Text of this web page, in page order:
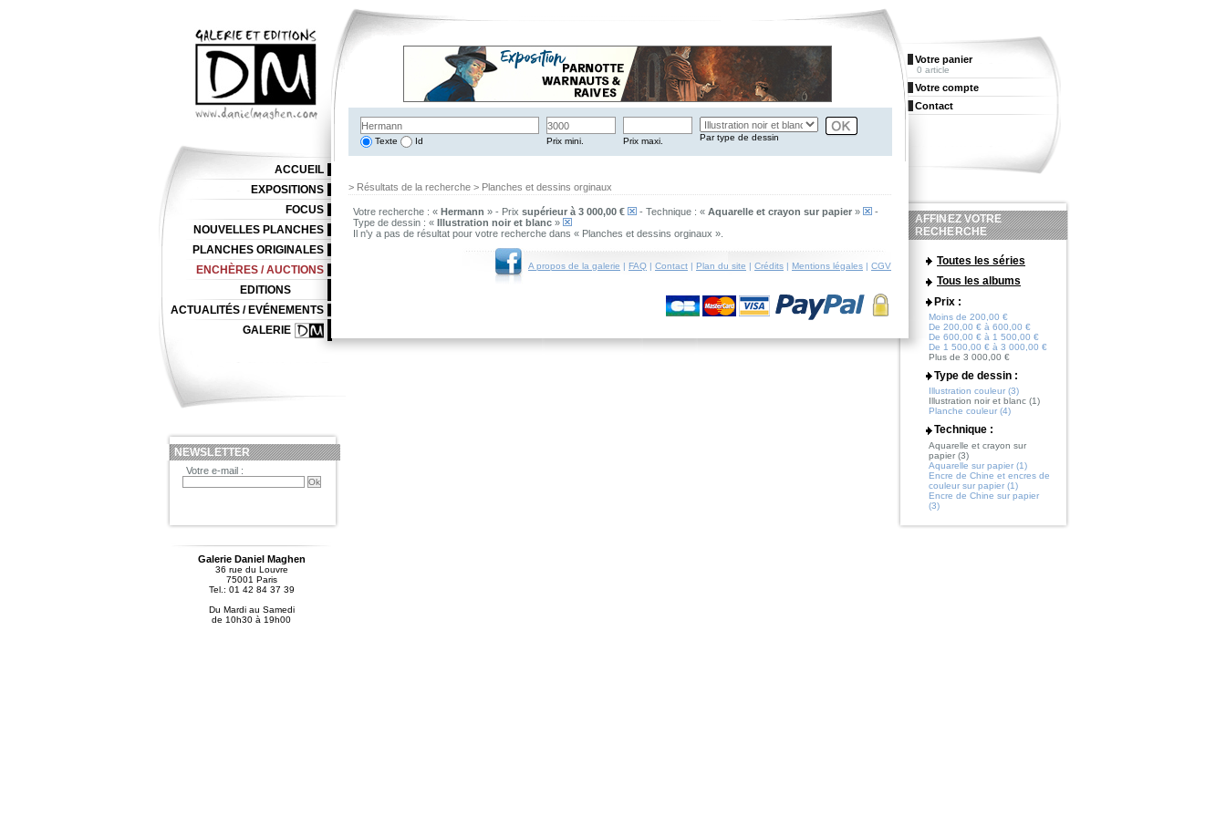
Texte Id Prix mini. Prix maxi. Par type de dessin
> Résultats de la recherche > Planches et dessins orginaux
Votre recherche : « Hermann » - Prix supérieur à 3 000,00 € - Technique : « Aquarelle et crayon sur papier »
-
Type de dessin : « Illustration noir et blanc »
Il n'y a pas de résultat pour votre recherche dans « Planches et dessins orginaux ».
A propos de la galerie | FAQ | Contact | Plan du site | Crédits | Mentions légales | CGV
ACCUEIL
EXPOSITIONS
FOCUS
NOUVELLES PLANCHES
PLANCHES ORIGINALES
ENCHÈRES / AUCTIONS
EDITIONS
ACTUALITÉS / EVÉNEMENTS
GALERIE
NEWSLETTER
Votre e-mail :
Galerie Daniel Maghen
36 rue du Louvre
75001 Paris
Tel.: 01 42 84 37 39
Du Mardi au Samedi
de 10h30 à 19h00
Votre panier
0 article
Votre compte
Contact
AFFINEZ VOTRE
RECHERCHE
Toutes les séries
Tous les albums
Prix :
Moins de 200,00 €
De 200,00 € à 600,00 €
De 600,00 € à 1 500,00 €
De 1 500,00 € à 3 000,00 €
Plus de 3 000,00 €
Type de dessin :
Illustration couleur (3)
Illustration noir et blanc (1)
Planche couleur (4)
Technique :
Aquarelle et crayon sur
papier (3)
Aquarelle sur papier (1)
Encre de Chine et encres de
couleur sur papier (1)
Encre de Chine sur papier
(3)